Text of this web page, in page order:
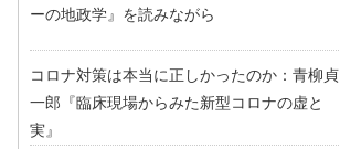
ーの地政学』を読みながら
コロナ対策は本当に正しかったのか：青柳貞
一郎『臨床現場からみた新型コロナの虚と
実』